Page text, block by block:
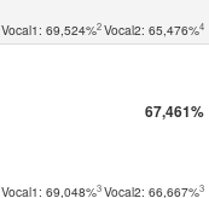
Vocal1: 69,524%2Vocal2: 65,476%4
67,461%
Vocal1: 69,048%3Vocal2: 66,667%3